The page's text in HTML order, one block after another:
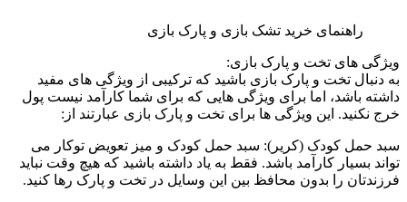
راهنمای خرید تشک بازی و پارک بازی
ویژگی ­های تخت و پارک بازی:
به دنبال تخت و پارک بازی باشید که ترکیبی از ویژگی ­های مفید
داشته باشد، اما برای ویژگی ­هایی که برای شما کارآمد نیست پول
خرج نکنید. این ویژگی ­ها برای تخت و پارک بازی عبارتند از:
سبد حمل کودک (کریر): سبد حمل کودک و میز تعویض توکار می
تواند بسیار کارآمد باشد. فقط به یاد داشته باشید که هیچ وقت نباید
فرزندتان را بدون محافظ بین این وسایل در تخت و پارک رها کنید.